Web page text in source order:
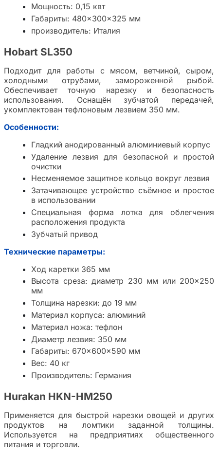
Мощность: 0,15 квт
Габариты: 480×300×325 мм
производитель: Италия
Hobart SL350
Подходит для работы с мясом, ветчиной, сыром,
холодными отрубами, замороженной рыбой.
Обеспечивает точную нарезку и безопасность
использования. Оснащён зубчатой передачей,
укомплектован тефлоновым лезвием 350 мм.
Особенности:
Гладкий анодированный алюминиевый корпус
Удаление лезвия для безопасной и простой
очистки
Несменяемое защитное кольцо вокруг лезвия
Затачивающее устройство съёмное и простое
в использовании
Специальная форма лотка для облегчения
расположения продукта
Зубчатый привод
Технические параметры:
Ход каретки 365 мм
Высота среза: диаметр 230 мм или 200×250
мм
Толщина нарезки: до 19 мм
Материал корпуса: алюминий
Материал ножа: тефлон
Диаметр лезвия: 350 мм
Габариты: 670×600×590 мм
Вес: 40 кг
Производитель: Германия
Hurakan HKN-HM250
Применяется для быстрой нарезки овощей и других
продуктов на ломтики заданной толщины.
Используется на предприятиях общественного
питания и торговли.